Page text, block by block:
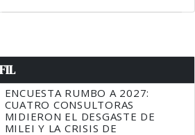
ENCUESTA RUMBO A 2027:
CUATRO CONSULTORAS
MIDIERON EL DESGASTE DE
MILEI Y LA CRISIS DE